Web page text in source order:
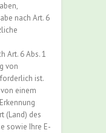
nach Art. 6
Art. 6 Abs. 1
von
ist.
einem
(Land) des
sowie Ihre E-